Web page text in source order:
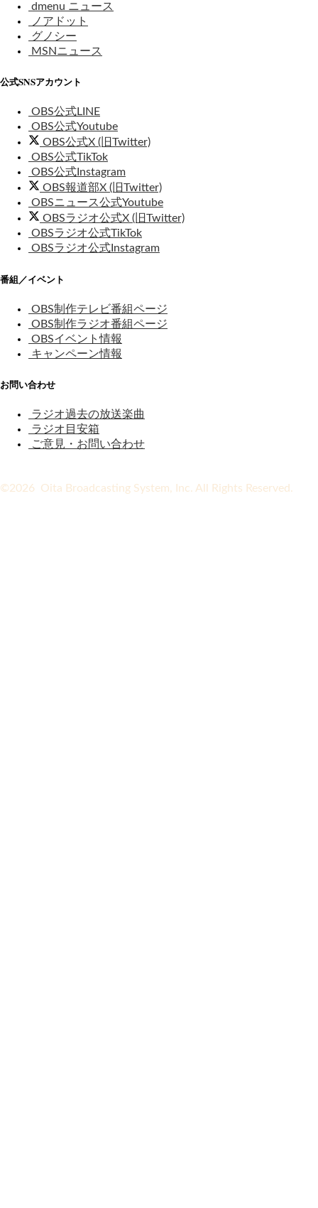
dmenu ニュース
ノアドット
グノシー
MSNニュース
公式SNSアカウント
OBS公式LINE
OBS公式Youtube
OBS公式X (旧Twitter)
OBS公式TikTok
OBS公式Instagram
OBS報道部X (旧Twitter)
OBSニュース公式Youtube
OBSラジオ公式X (旧Twitter)
OBSラジオ公式TikTok
OBSラジオ公式Instagram
番組／イベント
OBS制作テレビ番組ページ
OBS制作ラジオ番組ページ
OBSイベント情報
キャンペーン情報
お問い合わせ
ラジオ過去の放送楽曲
ラジオ目安箱
ご意見・お問い合わせ
©2026 Oita Broadcasting System, Inc. All Rights Reserved.